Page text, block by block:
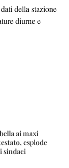
della stazione
diurne e
ai maxi
esplode
sindaci